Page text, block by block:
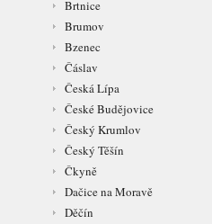
Brtnice
Brumov
Bzenec
Čáslav
Česká Lípa
České Budějovice
Český Krumlov
Český Těšín
Čkyně
Dačice na Moravě
Děčín